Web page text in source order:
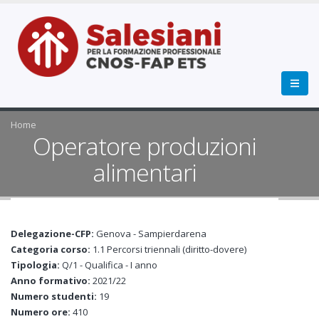
Home
Operatore produzioni
alimentari
Delegazione-CFP: Genova - Sampierdarena
Categoria corso: 1.1 Percorsi triennali (diritto-dovere)
Tipologia: Q/1 - Qualifica - I anno
Anno formativo: 2021/22
Numero studenti: 19
Numero ore: 410